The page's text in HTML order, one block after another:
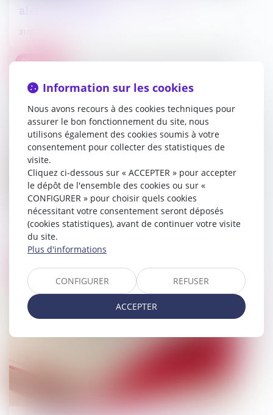
alerter la banque
31/07/2024
La justice pénale des mineurs
30/07/2024
Droit pénal
Droit pénal
Information sur les cookies
Nous avons recours à des cookies techniques pour
assurer le bon fonctionnement du site, nous
utilisons également des cookies soumis à votre
consentement pour collecter des statistiques de
visite.
Cliquez ci-dessous sur « ACCEPTER » pour accepter
le dépôt de l'ensemble des cookies ou sur «
CONFIGURER » pour choisir quels cookies
nécessitant votre consentement seront déposés
(cookies statistiques), avant de continuer votre visite
du site.
Plus d'informations
CONFIGURER REFUSER
ACCEPTER